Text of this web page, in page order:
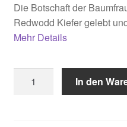
Die Botschaft der
Redwodd Kiefer gelebt
Mehr Details
In den